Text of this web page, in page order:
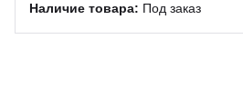
Наличие товара: Под заказ